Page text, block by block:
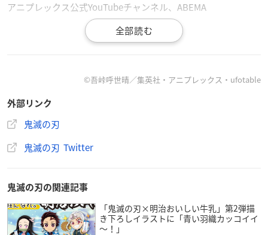
アニプレックス公式YouTubeチャンネル、ABEMA
ンネル、ABEMAにて「鬼殺隊報 -アニメ「
ベント発表SP-」を配信いたします。
の2大イベント情報をお届けいたします。
— 鬼滅の刃公式 (@kimetsu_off)
©吾峠呼世晴／集英社・アニプレックス・ufotable
外部リンク
鬼滅の刃
鬼滅の刃 Twitter
鬼滅の刃の関連記事
「鬼滅の刃×明治おいしい牛乳」第2弾描
き下ろしイラストに「青い羽織カッコイイ
～！」